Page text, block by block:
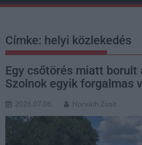
Címke: helyi közlekedés
Egy csőtörés miatt borult
Szolnok egyik forgalmas
2026.07.06. Horváth Zsolt